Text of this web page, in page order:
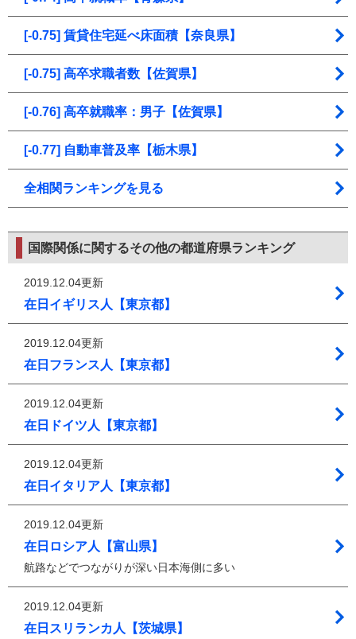
[-0.75] 賃貸住宅延べ床面積【奈良県】
[-0.75] 高卒求職者数【佐賀県】
[-0.76] 高卒就職率：男子【佐賀県】
[-0.77] 自動車普及率【栃木県】
全相関ランキングを見る
国際関係に関するその他の都道府県ランキング
2019.12.04更新
在日イギリス人【東京都】
2019.12.04更新
在日フランス人【東京都】
2019.12.04更新
在日ドイツ人【東京都】
2019.12.04更新
在日イタリア人【東京都】
2019.12.04更新
在日ロシア人【富山県】
航路などでつながりが深い日本海側に多い
2019.12.04更新
在日スリランカ人【茨城県】